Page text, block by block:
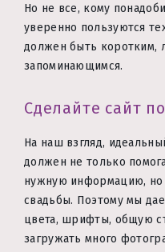
Но не все, кому
уверенно пользуются
должен быть коротким,
запоминающимся.
Сделайте сайт
На наш взгляд,
должен не только
нужную информацию, но
свадьбы. Поэтому мы
цвета, шрифты, общую
загружать много